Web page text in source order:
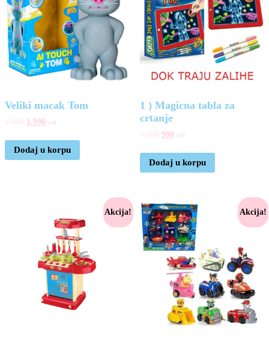
Veliki macak Tom
1.990 rsd
Dodaj u korpu
1 ) Magicna tabla za
crtanje
990 rsd
Dodaj u korpu
Akcija! Akcija!